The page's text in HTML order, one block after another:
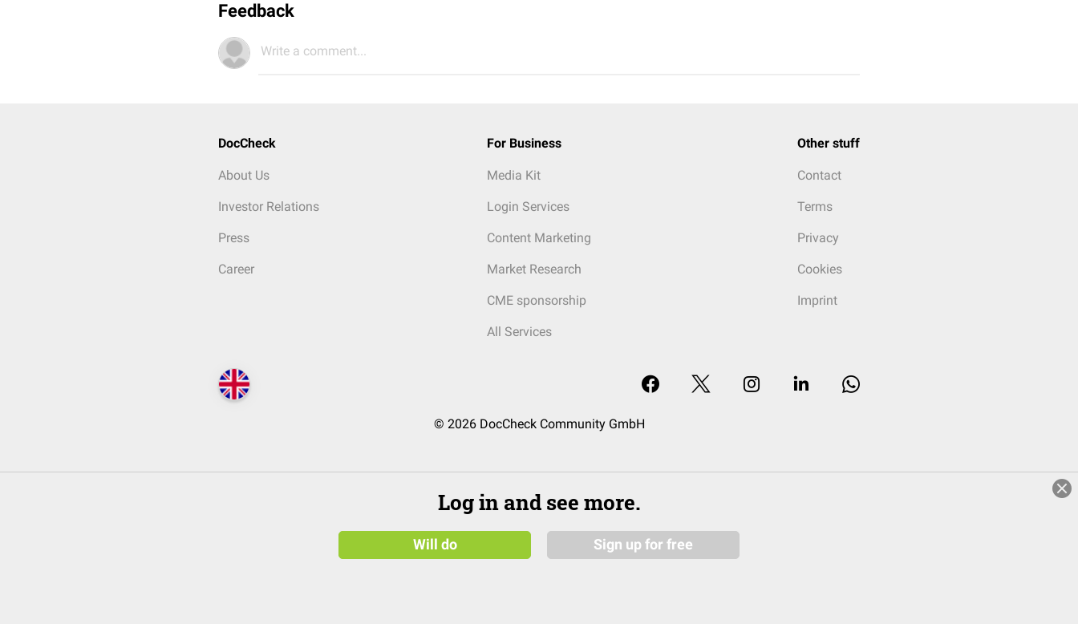
Feedback
Write a comment...
DocCheck
About Us
Investor Relations
Press
Career
For Business
Media Kit
Login Services
Content Marketing
Market Research
CME sponsorship
All Services
Other stuff
Contact
Terms
Privacy
Cookies
Imprint
© 2026 DocCheck Community GmbH
Log in and see more.
Will do Sign up for free